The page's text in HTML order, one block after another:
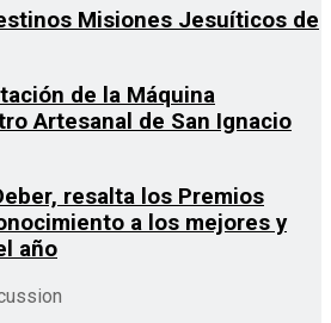
Misiones Jesuíticos de
de la Máquina
Artesanal de San Ignacio
resalta los Premios
a los mejores y
año